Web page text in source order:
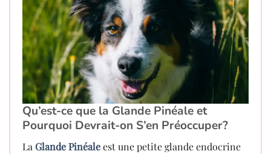
Qu’est-ce que la Glande Pinéale et
Pourquoi Devrait-on S’en Préoccuper?
La Glande Pinéaleest une petite glande endocrine